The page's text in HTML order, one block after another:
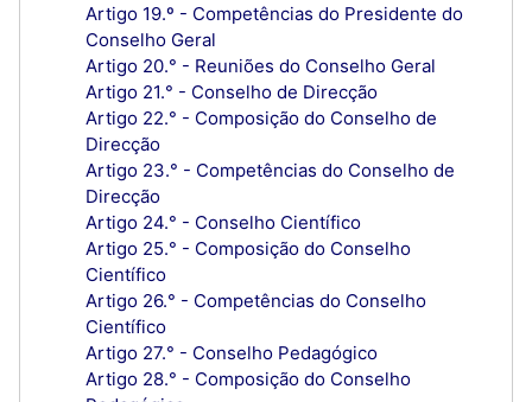
Artigo 19.º - Competências do Presidente do
Conselho Geral
Artigo 20.° - Reuniões do Conselho Geral
Artigo 21.° - Conselho de Direcção
Artigo 22.° - Composição do Conselho de
Direcção
Artigo 23.° - Competências do Conselho de
Direcção
Artigo 24.° - Conselho Científico
Artigo 25.° - Composição do Conselho
Científico
Artigo 26.° - Competências do Conselho
Científico
Artigo 27.° - Conselho Pedagógico
Artigo 28.° - Composição do Conselho